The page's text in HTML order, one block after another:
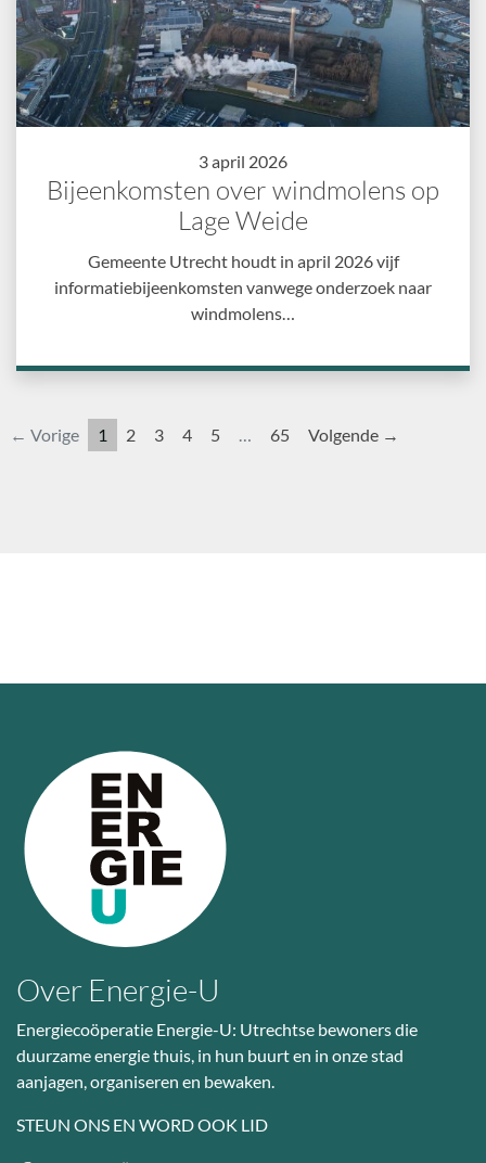
3 april 2026
Bijeenkomsten over windmolens op
Lage Weide
Gemeente Utrecht houdt in april 2026 vijf
informatiebijeenkomsten vanwege onderzoek naar
windmolens…
← Vorige 1 2 3 4 5 … 65 Volgende →
Over Energie-U
Energiecoöperatie Energie-U: Utrechtse bewoners die
duurzame energie thuis, in hun buurt en in onze stad
aanjagen, organiseren en bewaken.
STEUN ONS EN WORD OOK LID